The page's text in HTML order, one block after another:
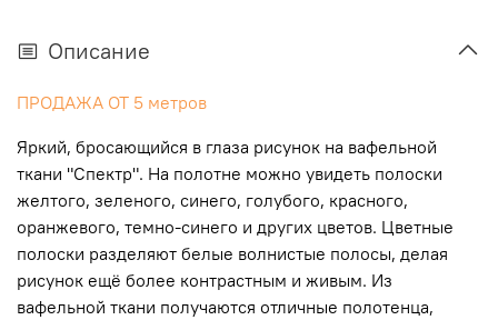
Описание
ПРОДАЖА ОТ 5 метров
Яркий, бросающийся в глаза рисунок на вафельной
ткани "Спектр". На полотне можно увидеть полоски
желтого, зеленого, синего, голубого, красного,
оранжевого, темно-синего и других цветов. Цветные
полоски разделяют белые волнистые полосы, делая
рисунок ещё более контрастным и живым. Из
вафельной ткани получаются отличные полотенца,